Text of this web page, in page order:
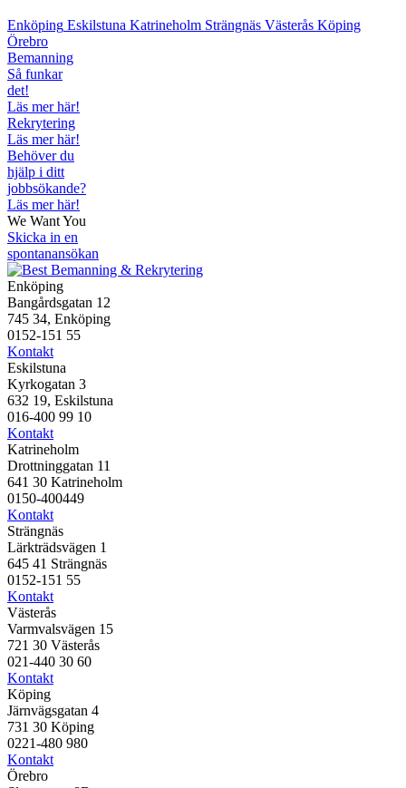
Enköping Eskilstuna Katrineholm Strängnäs Västerås Köping
Örebro
Bemanning
Så funkar
det!
Läs mer här!
Rekrytering
Läs mer här!
Behöver du
hjälp i ditt
jobbsökande?
Läs mer här!
We Want You
Skicka in en
spontanansökan
Enköping
Bangårdsgatan 12
745 34, Enköping
0152-151 55
Kontakt
Eskilstuna
Kyrkogatan 3
632 19, Eskilstuna
016-400 99 10
Kontakt
Katrineholm
Drottninggatan 11
641 30 Katrineholm
0150-400449
Kontakt
Strängnäs
Lärkträdsvägen 1
645 41 Strängnäs
0152-151 55
Kontakt
Västerås
Varmvalsvägen 15
721 30 Västerås
021-440 30 60
Kontakt
Köping
Järnvägsgatan 4
731 30 Köping
0221-480 980
Kontakt
Örebro